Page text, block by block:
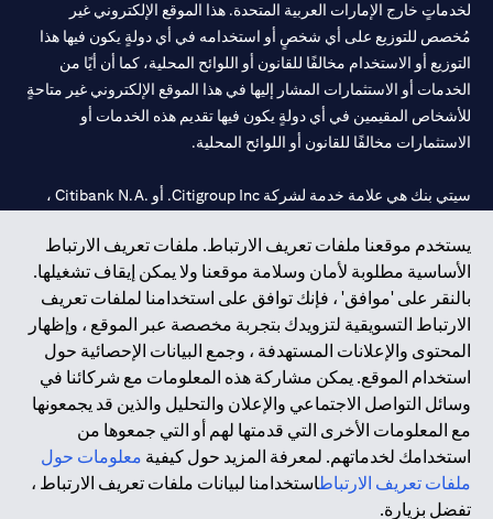
يستخدم موقعنا ملفات تعريف الارتباط. ملفات تعريف الارتباط
الأساسية مطلوبة لأمان وسلامة موقعنا ولا يمكن إيقاف تشغيلها.
بالنقر على 'موافق' ، فإنك توافق على استخدامنا لملفات تعريف
الارتباط التسويقية لتزويدك بتجربة مخصصة عبر الموقع ، وإظهار
المحتوى والإعلانات المستهدفة ، وجمع البيانات الإحصائية حول
استخدام الموقع. يمكن مشاركة هذه المعلومات مع شركائنا في
وسائل التواصل الاجتماعي والإعلان والتحليل والذين قد يجمعونها
مع المعلومات الأخرى التي قدمتها لهم أو التي جمعوها من
استخدامك لخدماتهم. لمعرفة المزيد حول كيفية معلومات حول
ملفات تعريف الارتباطاستخدامنا لبيانات ملفات تعريف الارتباط ،
تفضل بزيارة.
لخدماتٍ خارج الإمارات العربية المتحدة. هذا الموقع الإلكتروني غير
مُخصص للتوزيع على أي شخصٍ أو استخدامه في أي دولةٍ يكون فيها هذا
التوزيع أو الاستخدام مخالفًا للقانون أو اللوائح المحلية، كما أن أيًا من
الخدمات أو الاستثمارات المشار إليها في هذا الموقع الإلكتروني غير متاحةٍ
للأشخاص المقيمين في أي دولةٍ يكون فيها تقديم هذه الخدمات أو
الاستثمارات مخالفًا للقانون أو اللوائح المحلية.
سيتي بنك هي علامة خدمة لشركة Citigroup Inc. أو .Citibank N.A ،
سيتي بنك إن. إيه. الإمارات مسجل لدى مصرف الإمارات المركزي تحت
أرقام التراخيص 202563 لفرع الوصل في دبي، 531989 لفرع مول
الإمارات في دبي، وCN-1002019لفرع أبوظبي. هاتف: 4000 311 04.
فرع سيتي بنك إن إيه - الإمارات العربية المتحدة مرخص من مصرف
الإمارات العربية المتحدة المركزي كفرع لبنك أجنبي.
سيتي بنك إن إيه الإمارات العربية المتحدة مرخص من هيئة الأوراق المالية
والسلع في الإمارات العربية المتحدة ("SCA") للقيام بالنشاط المالي لـ أ)
الاستشارات المالية والتعريف والترويج بموجب ترخيص رقم
20200000097 ب) وسيط تداول في الأسواق الدولية بموجب ترخيص